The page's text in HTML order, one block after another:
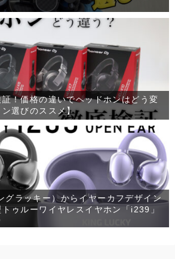
！価格の違いでヘッドホンはどう変
選びのススメ】
グラッキー）からイヤーカフデザイン
ゥルーワイヤレスイヤホン「i239」